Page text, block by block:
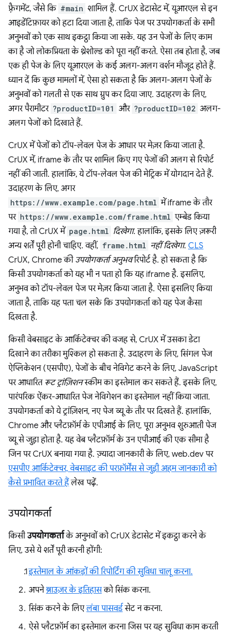
फ़्रैगमेंट, जैसे कि #main शामिल हैं. CrUX डेटासेट में, यूआरएल से इन
आइडेंटिफ़ायर को हटा दिया जाता है, ताकि पेज पर उपयोगकर्ता के सभी
अनुभवों को एक साथ इकट्ठा किया जा सके. यह उन पेजों के लिए काम
का है जो लोकप्रियता के थ्रेशोल्ड को पूरा नहीं करते. ऐसा तब होता है, जब
एक ही पेज के लिए यूआरएल के कई अलग-अलग वर्शन मौजूद होते हैं.
ध्यान दें कि कुछ मामलों में, ऐसा हो सकता है कि अलग-अलग पेजों के
अनुभवों को गलती से एक साथ ग्रुप कर दिया जाए. उदाहरण के लिए,
अगर पैरामीटर ?productID=101 और ?productID=102 अलग-
अलग पेजों को दिखाते हैं.
CrUX में पेजों को टॉप-लेवल पेज के आधार पर मेज़र किया जाता है.
CrUX में, iframe के तौर पर शामिल किए गए पेजों की अलग से रिपोर्ट
नहीं की जाती. हालांकि, ये टॉप-लेवल पेज की मेट्रिक में योगदान देते हैं.
उदाहरण के लिए, अगर
https://www.example.com/page.html में iframe के तौर
पर https://www.example.com/frame.html एम्बेड किया
गया है, तो CrUX में page.html दिखेगा. हालांकि, इसके लिए ज़रूरी
अन्य शर्तें पूरी होनी चाहिए. वहीं, frame.html नहीं दिखेगा. CLS
CrUX, Chrome की उपयोगकर्ता अनुभवरिपोर्ट है. हो सकता है कि
किसी उपयोगकर्ता को यह भी न पता हो कि यह iframe है. इसलिए,
अनुभव को टॉप-लेवल पेज पर मेज़र किया जाता है. ऐसा इसलिए किया
जाता है, ताकि यह पता चल सके कि उपयोगकर्ता को यह पेज कैसा
दिखता है.
किसी वेबसाइट के आर्किटेक्चर की वजह से, CrUX में उसका डेटा
दिखाने का तरीका मुश्किल हो सकता है. उदाहरण के लिए, सिंगल पेज
ऐप्लिकेशन (एसपीए), पेजों के बीच नेविगेट करने के लिए, JavaScript
पर आधारित रूट ट्रांज़िशनस्कीम का इस्तेमाल कर सकते हैं. इसके लिए,
पारंपरिक ऐंकर-आधारित पेज नेविगेशन का इस्तेमाल नहीं किया जाता.
उपयोगकर्ता को ये ट्रांज़िशन, नए पेज व्यू के तौर पर दिखते हैं. हालांकि,
Chrome और प्लैटफ़ॉर्म के एपीआई के लिए, पूरा अनुभव शुरुआती पेज
व्यू से जुड़ा होता है. यह वेब प्लैटफ़ॉर्म के उन एपीआई की एक सीमा है
जिन पर CrUX बनाया गया है. ज़्यादा जानकारी के लिए, web.dev पर
एसपीए आर्किटेक्चर, वेबसाइट की परफ़ॉर्मेंस से जुड़ी अहम जानकारी को
कैसे प्रभावित करते हैंलेख पढ़ें.
उपयोगकर्ता
किसीउपयोगकर्ताके अनुभवों को CrUX डेटासेट में इकट्ठा करने के
लिए, उसे ये शर्तें पूरी करनी होंगी:
इस्तेमाल के आंकड़ों की रिपोर्टिंग की सुविधा चालू करना.
अपनेब्राउज़र के इतिहासको सिंक करना.
सिंक करने के लिएलंबा पासवर्डसेट न करना.
ऐसे प्लैटफ़ॉर्म का इस्तेमाल करना जिस पर यह सुविधा काम करती